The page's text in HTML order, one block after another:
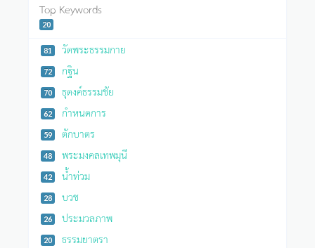
Top Keywords
20
81 วัดพระธรรมกาย
72 กฐิน
70 ธุดงค์ธรรมชัย
62 กำหนดการ
59 ตักบาตร
48 พระมงคลเทพมุนี
42 น้ำท่วม
28 บวช
26 ประมวลภาพ
20 ธรรมยาตรา